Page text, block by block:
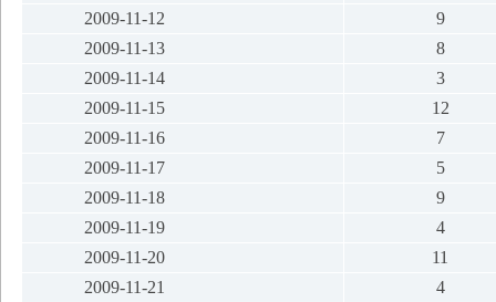
2009-11-12
9
2009-11-13
8
2009-11-14
3
2009-11-15
12
2009-11-16
7
2009-11-17
5
2009-11-18
9
2009-11-19
4
2009-11-20
11
2009-11-21
4